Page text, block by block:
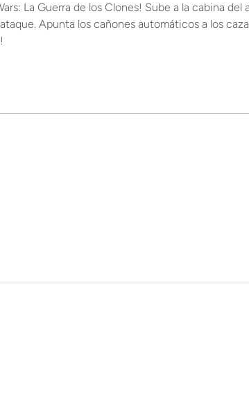
La Guerra de los Clones! Sube a la cabina
Apunta los cañones automáticos a los